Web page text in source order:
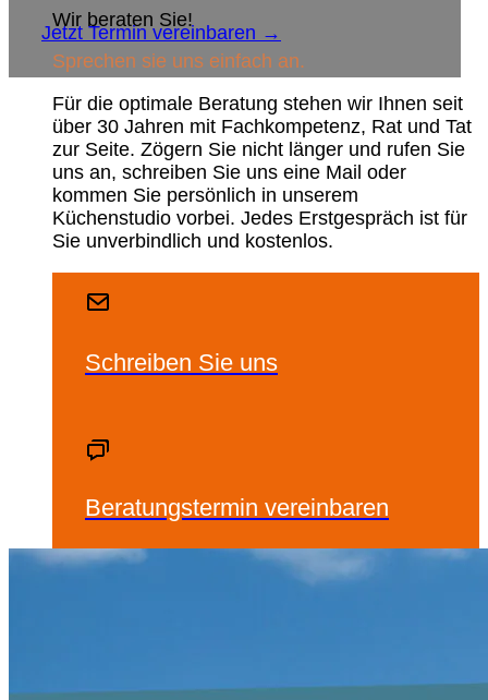
Wir beraten Sie!
Sprechen sie uns einfach an.
Für die optimale Beratung stehen wir Ihnen seit
über 30 Jahren mit Fachkompetenz, Rat und Tat
zur Seite. Zögern Sie nicht länger und rufen Sie
uns an, schreiben Sie uns eine Mail oder
kommen Sie persönlich in unserem
Küchenstudio vorbei. Jedes Erstgespräch ist für
Sie unverbindlich und kostenlos.
Schreiben Sie uns
Beratungstermin vereinbaren
Jetzt Termin vereinbaren →